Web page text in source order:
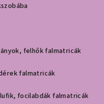
felhők falmatricák
falmatricák
focilabdák falmatricák